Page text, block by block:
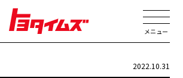
メニュー
2022.10.31